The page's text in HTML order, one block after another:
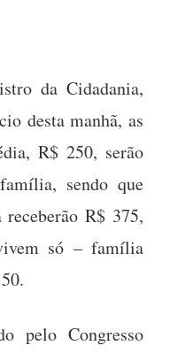
da Cidadania,
desta manhã, as
R$ 250, serão
sendo que
R$ 375,
só – família
pelo Congresso